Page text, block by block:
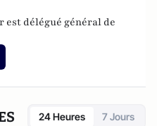
est délégué général de
24 Heures 7 Jours